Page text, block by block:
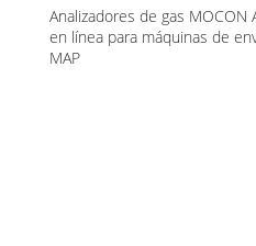
Analizadores de gas MOCON
en línea para máquinas de
MAP